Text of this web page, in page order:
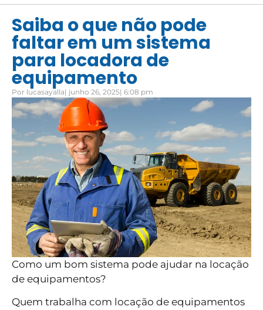
Saiba o que não pode
faltar em um sistema
para locadora de
equipamento
Por lucasayalla| junho 26, 2025| 6:08 pm
Como um bom sistema pode ajudar na locação
de equipamentos?
Quem trabalha com locação de equipamentos